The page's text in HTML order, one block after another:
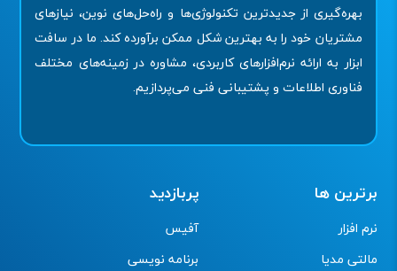
بهره‌گیری از جدیدترین تکنولوژی‌ها و راه‌حل‌های نوین، نیازهای
مشتریان خود را به بهترین شکل ممکن برآورده کند. ما در سافت
ابزار به ارائه نرم‌افزارهای کاربردی، مشاوره در زمینه‌های مختلف
فناوری اطلاعات و پشتیبانی فنی می‌پردازیم.
برترین ها
نرم افزار
مالتی مدیا
پربازدید
آفیس
برنامه نویسی